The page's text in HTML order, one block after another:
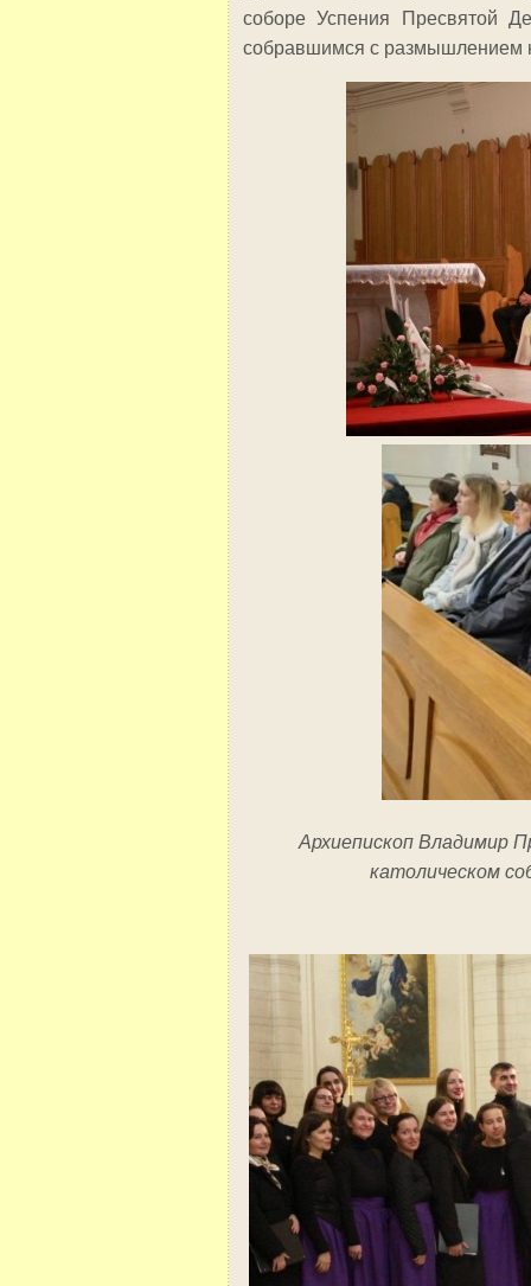
соборе Успения Пресвятой
собравшимся с размышлением
Архиепископ Владимир
католическом